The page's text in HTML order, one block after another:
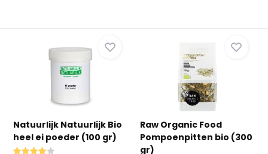
Natuurlijk Natuurlijk Bio
heel ei poeder (100 gr)
Raw Organic Food
Pompoenpitten bio (300
gr)